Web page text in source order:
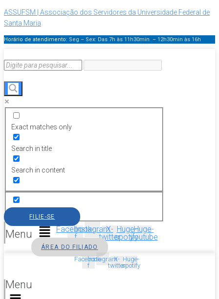
ASSUFSM | Associação dos Servidores da Universidade Federal de
Santa Maria
Horário de atendimento: Seg – Sex: Das 7h às 11h30min – 12h30min às 16h
Exact matches only
Search in title
Search in content
Menu
FILIE-SE
Facebook-
f
InstagramX-
twitter
Huge-
spotify
Huge-
youtube
ÁREA DO FILIADO
Facebook-
f
InstagramX-
twitter
Huge-
spotify
Menu